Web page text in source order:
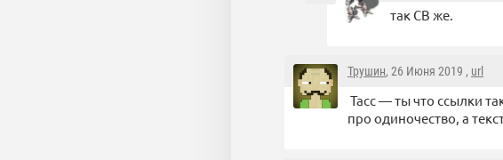
так СВ же.
Трушин, 26 Июня 2019 , url
Тасс — ты что ссылки
про одиночество, а